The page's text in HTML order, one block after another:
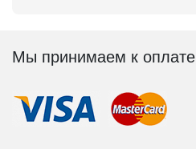
Мы принимаем к оплате